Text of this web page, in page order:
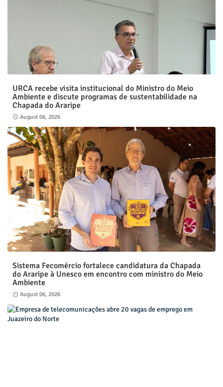
URCA recebe visita institucional do Ministro do Meio
Ambiente e discute programas de sustentabilidade na
Chapada do Araripe
August 06, 2026
Sistema Fecomércio fortalece candidatura da Chapada
do Araripe à Unesco em encontro com ministro do Meio
Ambiente
August 06, 2026